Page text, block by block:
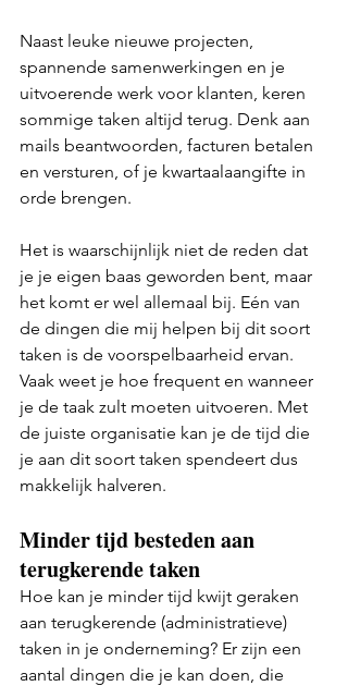
Naast leuke nieuwe projecten,
spannende samenwerkingen en je
uitvoerende werk voor klanten, keren
sommige taken altijd terug. Denk aan
mails beantwoorden, facturen betalen
en versturen, of je kwartaalaangifte in
orde brengen.
Het is waarschijnlijk niet de reden dat
je je eigen baas geworden bent, maar
het komt er wel allemaal bij. Eén van
de dingen die mij helpen bij dit soort
taken is de voorspelbaarheid ervan.
Vaak weet je hoe frequent en wanneer
je de taak zult moeten uitvoeren. Met
de juiste organisatie kan je de tijd die
je aan dit soort taken spendeert dus
makkelijk halveren.
Minder tijd besteden aan
terugkerende taken
Hoe kan je minder tijd kwijt geraken
aan terugkerende (administratieve)
taken in je onderneming? Er zijn een
aantal dingen die je kan doen, die